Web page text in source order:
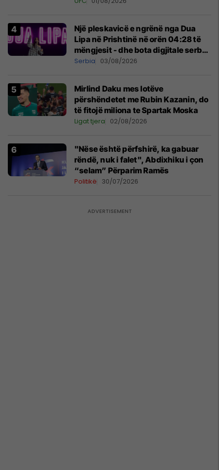
Një pleskavicë e ngrënë nga Dua
Lipa në Prishtinë në orën 04:28 të
mëngjesit - dhe bota digjitale serbe
shpall gjendjen e luftës
Serbia 03/08/2026
Mirlind Daku mes lotëve
përshëndetet me Rubin Kazanin, do
të fitojë miliona te Spartak Moska
Ligat tjera 02/08/2026
"Nëse është përfshirë, ka gabuar
rëndë, nuk i falet", Abdixhiku i çon
“selam” Përparim Ramës
Politikë 30/07/2026